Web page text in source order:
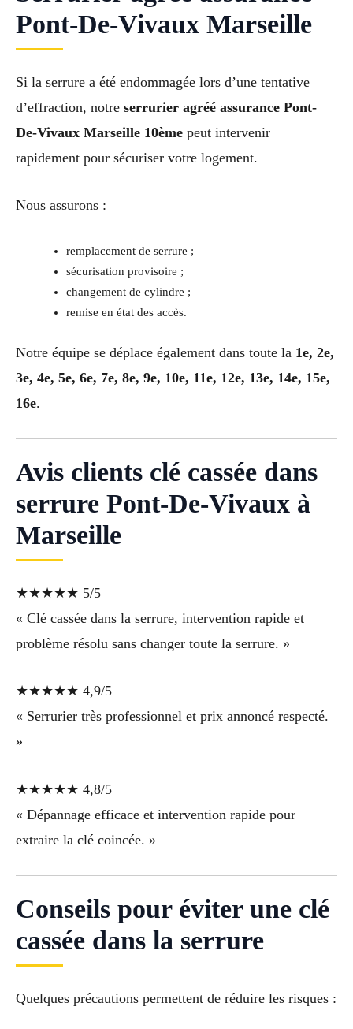
Pont-De-Vivaux Marseille
Si la serrure a été endommagée lors d’une tentative
d’effraction, notre serrurier agréé assurance Pont-
De-Vivaux Marseille 10ème peut intervenir
rapidement pour sécuriser votre logement.
Nous assurons :
remplacement de serrure ;
sécurisation provisoire ;
changement de cylindre ;
remise en état des accès.
Notre équipe se déplace également dans toute la 1e, 2e,
3e, 4e, 5e, 6e, 7e, 8e, 9e, 10e, 11e, 12e, 13e, 14e, 15e,
16e.
Avis clients clé cassée dans
serrure Pont-De-Vivaux à
Marseille
★★★★★ 5/5
« Clé cassée dans la serrure, intervention rapide et
problème résolu sans changer toute la serrure. »
★★★★★ 4,9/5
« Serrurier très professionnel et prix annoncé respecté.
»
★★★★★ 4,8/5
« Dépannage efficace et intervention rapide pour
extraire la clé coincée. »
Conseils pour éviter une clé
cassée dans la serrure
Quelques précautions permettent de réduire les risques :